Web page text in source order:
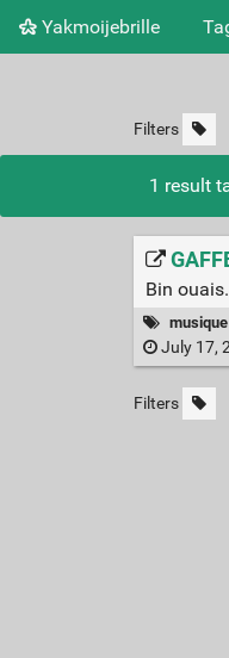
Yakmoijebrille
Filters
1 result
Bin
musique
July 17,
Filters